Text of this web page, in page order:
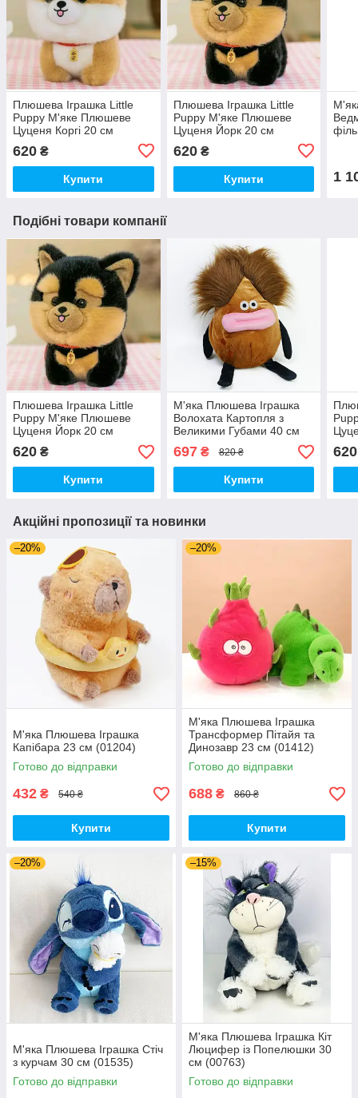
Плюшева Іграшка Little
Puppy М'яке Плюшеве
Цуценя Коргі 20 см
620 ₴
Купити
Плюшева Іграшка Little
Puppy М'яке Плюшеве
Цуценя Йорк 20 см
620₴
Купити 1
Подібні товари компанії
Плюшева Іграшка Little
Puppy М'яке Плюшеве
Цуценя Йорк 20 см
(00664)
620 ₴
Купити
М'яка Плюшева Іграшка
Волохата Картопля з
Великими Губами 40 см
Funny Hair Potato (01499)
697₴ 820 ₴
Купити
620
Акційні пропозиції та новинки
–20%
М'яка Плюшева Іграшка
Капібара 23 см (01204)
Готово до відправки
432 ₴ 540 ₴
Купити
–20%
М'яка Плюшева Іграшка
Трансформер Пітайя та
Динозавр 23 см (01412)
Готово до відправки
688 ₴ 860 ₴
Купити
–20%
М'яка Плюшева Іграшка Стіч
з курчам 30 см (01535)
Готово до відправки
–15%
М'яка Плюшева Іграшка Кіт
Люцифер із Попелюшки 30
см (00763)
Готово до відправки